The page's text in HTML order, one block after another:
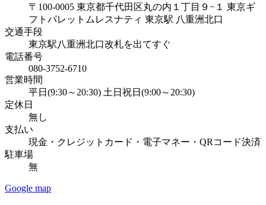
〒100-0005 東京都千代田区丸の内１丁目９−１ 東京ギ
フトパレットムレスナティ 東京駅 八重洲北口
交通手段
東京駅八重洲北口改札を出てすぐ
電話番号
080-3752-6710
営業時間
平日(9:30～20:30) 土日祝日(9:00～20:30)
定休日
無し
支払い
現金・クレジットカード・電子マネー・QRコード決済
駐車場
無
Google map